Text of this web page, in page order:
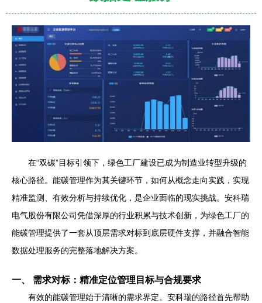
在“双碳”目标引领下，绿色工厂建设已成为制造业转型升级的
核心路径。能碳管理作为其关键环节，如何从概念走向实践，实现
精准监测、有效分析与持续优化，是企业面临的现实挑战。安科瑞
电气股份有限公司凭借深厚的行业积累与技术创新，为绿色工厂的
能碳管理提供了一套从顶层需求对标到底层硬件支撑，并融合智能
数据处理服务的完整落地解决方案。
一、 需求对标：精准定位管理目标与合规要求
有效的能碳管理始于清晰的需求界定。安科瑞的路径首先帮助